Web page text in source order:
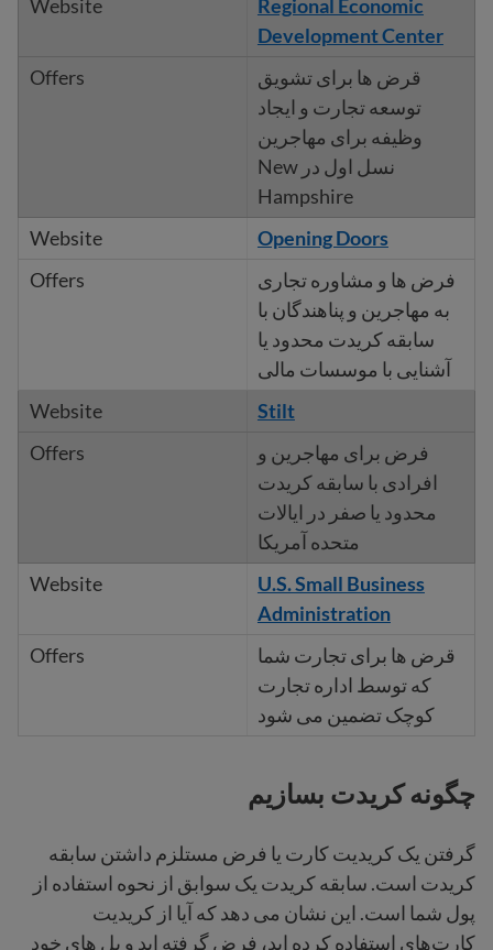
Regional Economic
Development Center
قرض ها برای تشویق
توسعه تجارت و ایجاد
وظیفه برای مهاجرین
نسل اول در New
Hampshire
Opening Doors
فرض ها و مشاوره تجاری
به مهاجرین و پناهندگان با
سابقه کریدت محدود یا
آشنایی با موسسات مالی
Stilt
فرض برای مهاجرین و
افرادی با سابقه کریدت
محدود یا صفر در ایالات
متحده آمریکا
U.S. Small Business
Administration
قرض ها برای تجارت شما
که توسط اداره تجارت
کوچک تضمین می شود
چگونه کریدت بسازیم
گرفتن یک کریدیت کارت‌ یا فرض مستلزم داشتن سابقه
کریدت است. سابقه کریدت یک سوابق از نحوه استفاده از
پول شما است. این نشان می دهد که آیا از کریدیت
کارت‌های استفاده کرده اید، فرض گرفته اید و بل های خود